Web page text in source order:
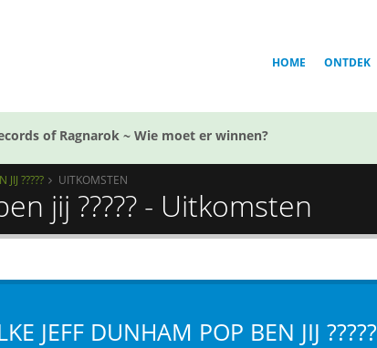
HOME ONTDEK
of Ragnarok ~ Wie moet er winnen?
????? UITKOMSTEN
jij ????? - Uitkomsten
JEFF DUNHAM POP BEN JIJ ?????